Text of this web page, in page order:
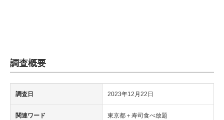
調査概要
調査日 2023年12月22日
関連ワード 東京都＋寿司食べ放題